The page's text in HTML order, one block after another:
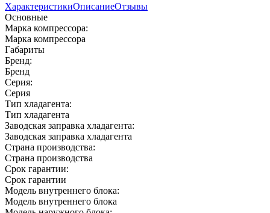
ХарактеристикиОписаниеОтзывы
Основные
Марка компрессора:
Марка компрессора
Габариты
Бренд:
Бренд
Серия:
Серия
Тип хладагента:
Тип хладагента
Заводская заправка хладагента:
Заводская заправка хладагента
Страна производства:
Страна производства
Срок гарантии:
Срок гарантии
Модель внутреннего блока:
Модель внутреннего блока